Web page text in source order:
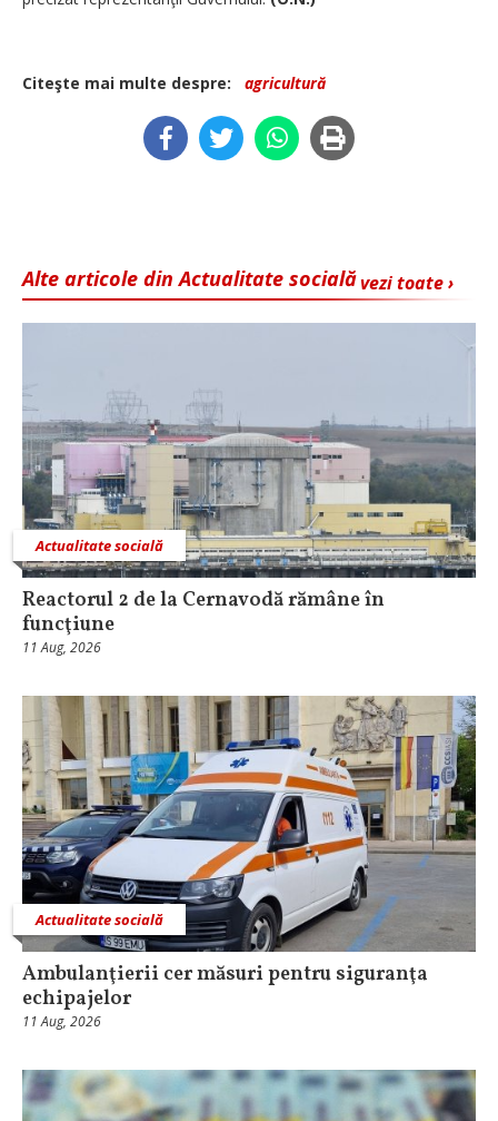
Citeşte mai multe despre: agricultură
vezi toate ›
Alte articole din Actualitate socială
Actualitate socială
Reactorul 2 de la Cernavodă rămâne în
funcţiune
11 Aug, 2026
Actualitate socială
Ambulanţierii cer măsuri pentru siguranţa
echipajelor
11 Aug, 2026